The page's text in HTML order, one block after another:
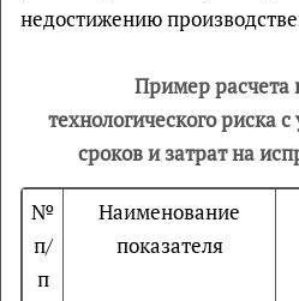
недостижению
Пример расчета
технологического риска
сроков и затрат на
№
п/
п
Наименование
показателя